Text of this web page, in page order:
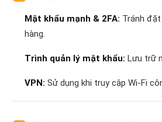
Mật khẩu mạnh & 2FA: Tránh
hàng.
Trình quản lý mật khẩu: Lưu trữ
VPN: Sử dụng khi truy cập Wi-Fi